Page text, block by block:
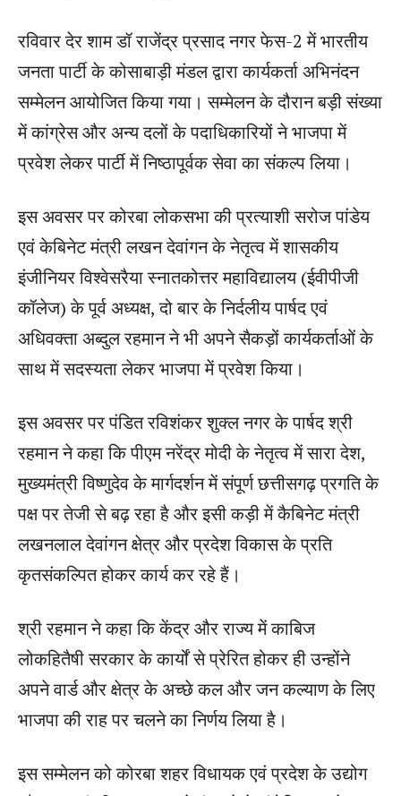
रविवार देर शाम डॉ राजेंद्र प्रसाद नगर फेस-2 में भारतीय
जनता पार्टी के कोसाबाड़ी मंडल द्वारा कार्यकर्ता अभिनंदन
सम्मेलन आयोजित किया गया। सम्मेलन के दौरान बड़ी संख्या
में कांग्रेस और अन्य दलों के पदाधिकारियों ने भाजपा में
प्रवेश लेकर पार्टी में निष्ठापूर्वक सेवा का संकल्प लिया।
इस अवसर पर कोरबा लोकसभा की प्रत्याशी सरोज पांडेय
एवं केबिनेट मंत्री लखन देवांगन के नेतृत्व में शासकीय
इंजीनियर विश्वेसरैया स्नातकोत्तर महाविद्यालय (ईवीपीजी
कॉलेज) के पूर्व अध्यक्ष, दो बार के निर्दलीय पार्षद एवं
अधिवक्ता अब्दुल रहमान ने भी अपने सैकड़ों कार्यकर्ताओं के
साथ में सदस्यता लेकर भाजपा में प्रवेश किया।
इस अवसर पर पंडित रविशंकर शुक्ल नगर के पार्षद श्री
रहमान ने कहा कि पीएम नरेंद्र मोदी के नेतृत्व में सारा देश,
मुख्यमंत्री विष्णुदेव के मार्गदर्शन में संपूर्ण छत्तीसगढ़ प्रगति के
पक्ष पर तेजी से बढ़ रहा है और इसी कड़ी में कैबिनेट मंत्री
लखनलाल देवांगन क्षेत्र और प्रदेश विकास के प्रति
कृतसंकल्पित होकर कार्य कर रहे हैं।
श्री रहमान ने कहा कि केंद्र और राज्य में काबिज
लोकहितैषी सरकार के कार्यों से प्रेरित होकर ही उन्होंने
अपने वार्ड और क्षेत्र के अच्छे कल और जन कल्याण के लिए
भाजपा की राह पर चलने का निर्णय लिया है।
इस सम्मेलन को कोरबा शहर विधायक एवं प्रदेश के उद्योग